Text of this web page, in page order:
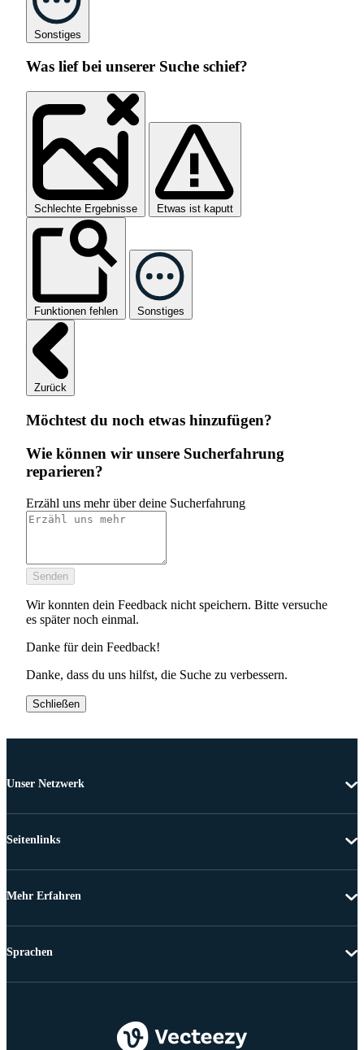
Sonstiges
Was lief bei unserer Suche schief?
Schlechte Ergebnisse Etwas ist kaputt
Funktionen fehlen Sonstiges
Zurück
Möchtest du noch etwas hinzufügen?
Wie können wir unsere Sucherfahrung
reparieren?
Erzähl uns mehr über deine Sucherfahrung
Senden
Wir konnten dein Feedback nicht speichern. Bitte versuche
es später noch einmal.
Danke für dein Feedback!
Danke, dass du uns hilfst, die Suche zu verbessern.
Schließen
Unser Netzwerk
Seitenlinks
Mehr Erfahren
Sprachen